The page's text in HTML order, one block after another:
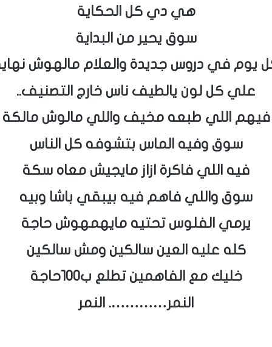
هي دي كل الحكاية
سوق يحير من البداية
يوم في دروس جديدة والعلام مالهوش
علي كل لون يالطيف ناس خارج التصنيف..
فيهم اللي طبعه مخيف واللي مالوش مالكة
سوق وفيه الماس بتشوفه كل الناس
فيه اللي فاكرة ازاز مايجيش معاه سكة
سوق واللي فاهم فيه بيبقي باشا وبيه
يرمي الفلوس تحتيه مايهمهوش حاجة
كله عليه العين سالكين ومش سالكين
خليك مع الفاهمين تطلع ب100حاجة
النمر…………. النمر